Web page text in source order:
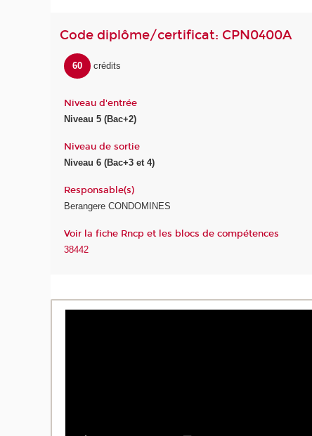
Code diplôme/certificat: CPN0400A
60 crédits
Niveau d'entrée
Niveau 5 (Bac+2)
Niveau de sortie
Niveau 6 (Bac+3 et 4)
Responsable(s)
Berangere CONDOMINES
Voir la fiche Rncp et les blocs de compétences
38442